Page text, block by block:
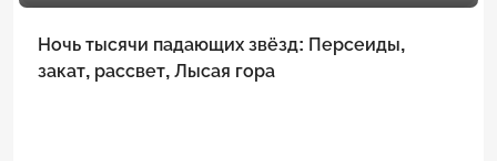
Ночь тысячи падающих звёзд: Персеиды,
закат, рассвет, Лысая гора